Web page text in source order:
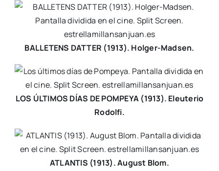
BALLETENS DATTER (1913). Holger-Madsen.
LOS ÚLTIMOS DÍAS DE POMPEYA (1913). Eleuterio
Rodolfi.
ATLANTIS (1913). August Blom.